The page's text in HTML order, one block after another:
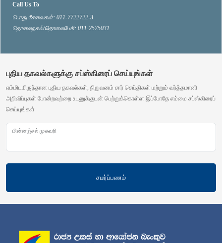
Call Us To
பொது சேவைகள்: 011-7722722-3
தொலைநகல்/தொலைபேசி: 011-2575031
புதிய தகவல்களுக்கு சப்ஸ்கிரைப் செய்யுங்கள்
எம்மிடமிருந்தான புதிய தகவல்கள், நிறுவனம் சார் செய்திகள் மற்றும் வர்த்தமானி
அறிவிப்புகள் போன்றவற்றை உடனுக்குடன் பெற்றுக்கொள்ள இப்போதே எம்மை சப்ஸ்கிரைப்
செய்யுங்கள்
மின்னஞ்சல் முகவரி
சமர்ப்பணம்